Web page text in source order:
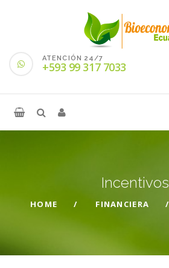
ATENCIÓN 24/7
+593 99 317 7033
Incentivos
HOME FINANCIERA